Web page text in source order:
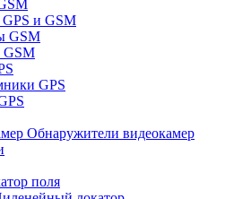
и GSM
GSM
GSM
GPS
Обнаружители видеокамер
поля